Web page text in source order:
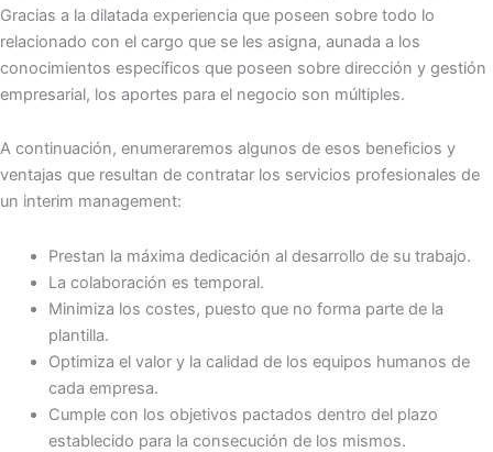
Gracias a la dilatada experiencia que poseen sobre todo lo
relacionado con el cargo que se les asigna, aunada a los
conocimientos específicos que poseen sobre dirección y gestión
empresarial, los aportes para el negocio son múltiples.
A continuación, enumeraremos algunos de esos beneficios y
ventajas que resultan de contratar los servicios profesionales de
un interim management:
Prestan la máxima dedicación al desarrollo de su trabajo.
La colaboración es temporal.
Minimiza los costes, puesto que no forma parte de la
plantilla.
Optimiza el valor y la calidad de los equipos humanos de
cada empresa.
Cumple con los objetivos pactados dentro del plazo
establecido para la consecución de los mismos.